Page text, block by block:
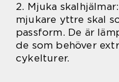
2. Mjuka
mjukare yttre skal
passform. De är
de som behöver
cykelturer.